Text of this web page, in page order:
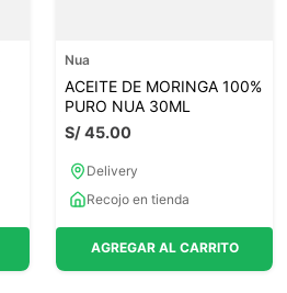
Nua
ACEITE DE MORINGA 100%
PURO NUA 30ML
S/45.00
Delivery
Recojo en tienda
AGREGAR AL CARRITO